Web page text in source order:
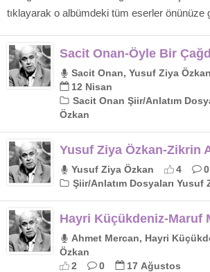
tıklayarak o albümdeki tüm eserler önünüze
Sacit Onan-Öyle Bir
Sacit Onan, Yusuf Ziya Özkan
12 Nisan
Sacit Onan Şiir/Anlatım
Özkan
Yusuf Ziya Özkan-Zikrin
Yusuf Ziya Özkan 4 0
Şiir/Anlatım Dosyaları Yusuf
Hayri Küçükdeniz-Maruf
Ahmet Mercan, Hayri
Özkan
2
0
17 Ağustos